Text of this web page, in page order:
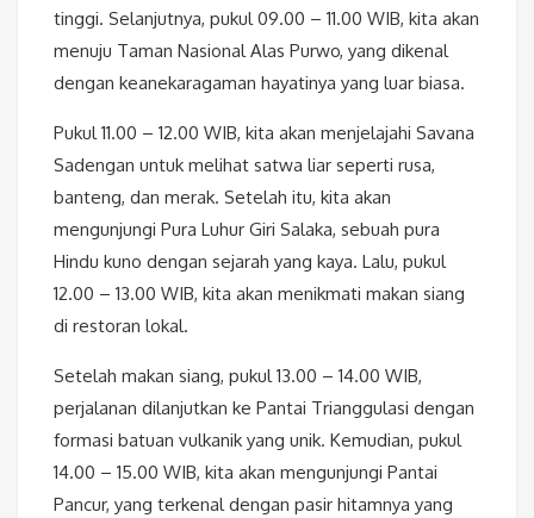
tinggi. Selanjutnya, pukul 09.00 – 11.00 WIB, kita akan
menuju Taman Nasional Alas Purwo, yang dikenal
dengan keanekaragaman hayatinya yang luar biasa.
Pukul 11.00 – 12.00 WIB, kita akan menjelajahi Savana
Sadengan untuk melihat satwa liar seperti rusa,
banteng, dan merak. Setelah itu, kita akan
mengunjungi Pura Luhur Giri Salaka, sebuah pura
Hindu kuno dengan sejarah yang kaya. Lalu, pukul
12.00 – 13.00 WIB, kita akan menikmati makan siang
di restoran lokal.
Setelah makan siang, pukul 13.00 – 14.00 WIB,
perjalanan dilanjutkan ke Pantai Trianggulasi dengan
formasi batuan vulkanik yang unik. Kemudian, pukul
14.00 – 15.00 WIB, kita akan mengunjungi Pantai
Pancur, yang terkenal dengan pasir hitamnya yang